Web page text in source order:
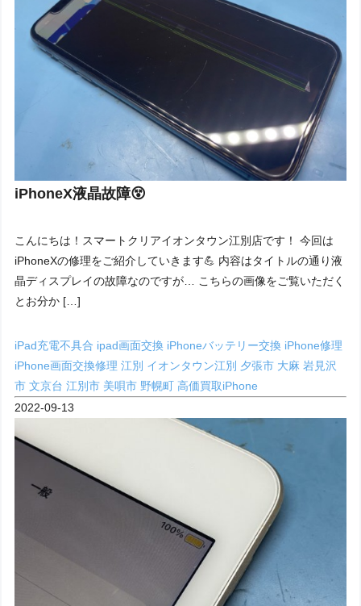
iPhoneX液晶故障😵
こんにちは！スマートクリアイオンタウン江別店です！ 今回は
iPhoneXの修理をご紹介していきます💪 内容はタイトルの通り液
晶ディスプレイの故障なのですが… こちらの画像をご覧いただく
とお分か […]
iPad充電不具合 ipad画面交換 iPhoneバッテリー交換 iPhone修理
iPhone画面交換修理 江別 イオンタウン江別 夕張市 大麻岩見沢
市文京台江別市 美唄市 野幌町高価買取iPhone
2022-09-13